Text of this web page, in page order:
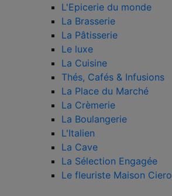
L'Epicerie du monde
La Brasserie
La Pâtisserie
Le luxe
La Cuisine
Thés, Cafés & Infusions
La Place du Marché
La Crèmerie
La Boulangerie
L'Italien
La Cave
La Sélection Engagée
Le fleuriste Maison Ciero